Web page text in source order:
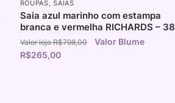
ROUPAS ,SAIAS
Saia azul marinho com estampa
branca e vermelha RICHARDS – 38
R$798,00
R$265,00